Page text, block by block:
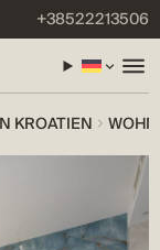
+38522213506
KROATIEN